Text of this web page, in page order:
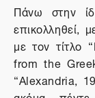
Πάνω στην
επικολληθεί,
με τον τίτλο
from the
“Alexandria,